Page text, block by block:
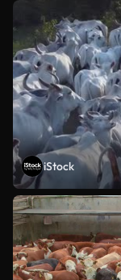
iStock